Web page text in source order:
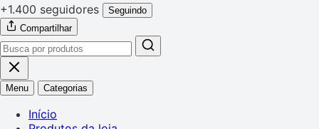
+1.400 seguidores
Seguindo
Compartilhar
Menu Categorias
Início